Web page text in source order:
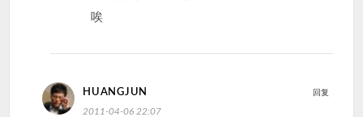
唉
HUANGJUN
2011-04-06 22:07
回复